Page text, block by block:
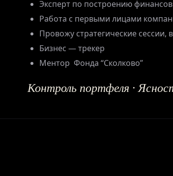
Эксперт по построению
Работа с первыми лицами
Провожу стратегические
Бизнес — трекер
Ментор Фонда “Сколково”
Контроль портфеля ·